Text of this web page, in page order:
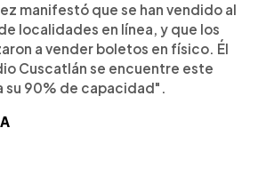
manifestó que se han vendido al
localidades en línea, y que los
a vender boletos en físico. Él
Cuscatlán se encuentre este
su 90% de capacidad".